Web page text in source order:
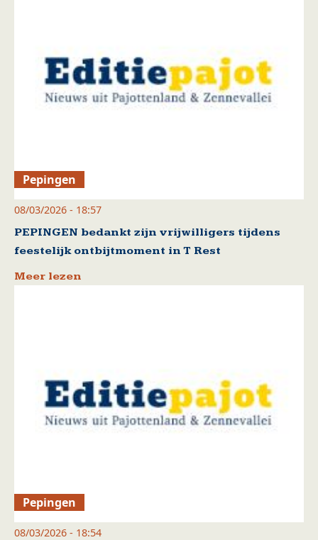
Pepingen
08/03/2026 - 18:57
PEPINGEN bedankt zijn vrijwilligers tijdens
feestelijk ontbijtmoment in T Rest
Meer lezen
Pepingen
08/03/2026 - 18:54